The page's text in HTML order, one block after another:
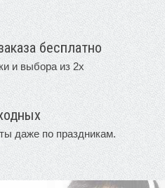
бесплатно
и выбора из 2х
даже по праздникам.